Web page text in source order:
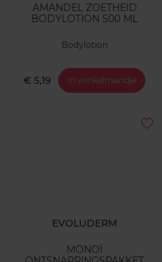
AMANDEL ZOETHEID
BODYLOTION 500 ML
Bodylotion
€ 5,19 In winkelmandje
EVOLUDERM
MONOÏ